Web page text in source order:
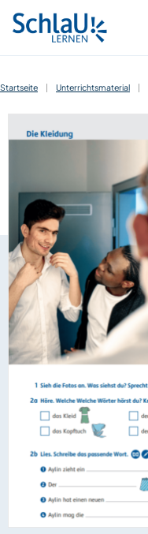
Startseite | Unterrichtsmaterial |